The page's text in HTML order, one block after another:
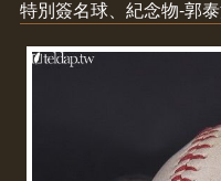
特別簽名球、紀念物-郭